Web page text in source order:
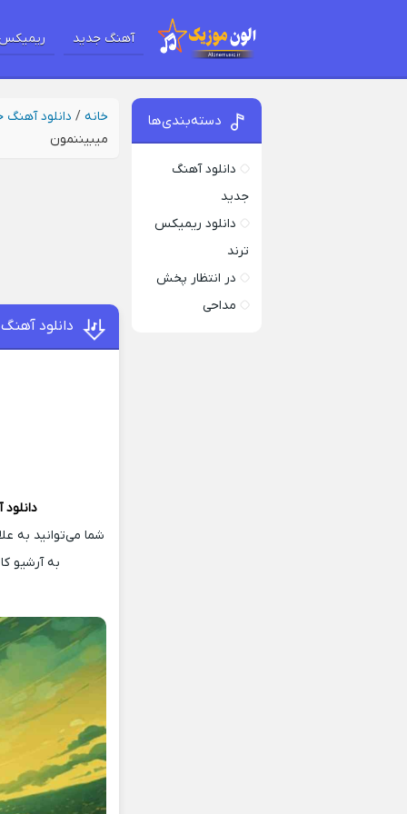
آهنگ جدید
خانه / دانلود آهنگ
میبیننمون
دانلود
شما می‌توانید به
به آرشیو
دسته‌بندی‌ها
دانلود آهنگ
جدید
دانلود ریمیکس
ترند
در انتظار پخش
مداحی